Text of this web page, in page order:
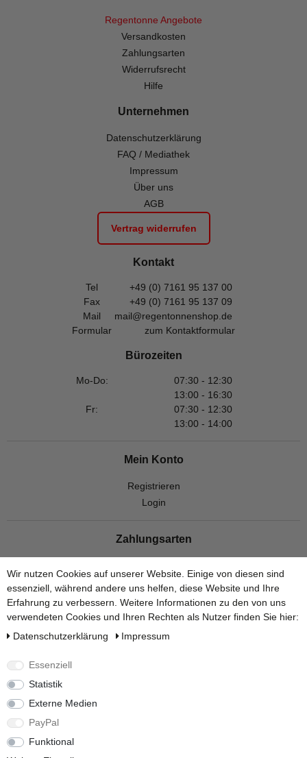
Regentonne Angebote
Versandkosten
Zahlungsarten
Widerrufsrecht
Hilfe
Unternehmen
Datenschutzerklärung
FAQ / Mediathek
Impressum
Über uns
AGB
Vertrag widerrufen
Kontakt
Tel
+49 (0) 7161 95 137 00
Fax
+49 (0) 7161 95 137 09
Mail
mail@regentonnenshop.de
Formular
zum Kontaktformular
Bürozeiten
Mo-Do:
07:30 - 12:30
13:00 - 16:30
Fr:
07:30 - 12:30
13:00 - 14:00
Mein Konto
Registrieren
Login
Zahlungsarten
Versandarten
Wir nutzen Cookies auf unserer Website. Einige von diesen sind
essenziell, während andere uns helfen, diese Website und Ihre
Erfahrung zu verbessern. Weitere Informationen zu den von uns
verwendeten Cookies und Ihren Rechten als Nutzer finden Sie hier:
Daten­schutz­erklärung
Impressum
Essenziell
Statistik
Externe Medien
PayPal
Funktional